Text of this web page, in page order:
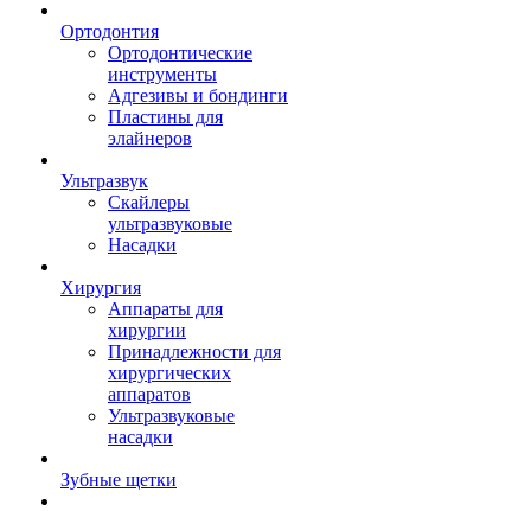
Ортодонтия
Ортодонтические
инструменты
Адгезивы и бондинги
Пластины для
элайнеров
Ультразвук
Скайлеры
ультразвуковые
Насадки
Хирургия
Аппараты для
хирургии
Принадлежности для
хирургических
аппаратов
Ультразвуковые
насадки
Зубные щетки